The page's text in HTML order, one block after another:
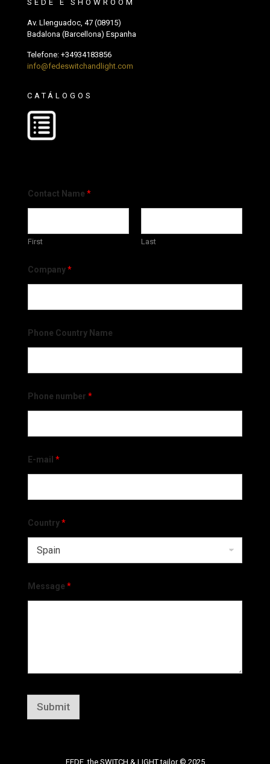
SEDE E SHOWROOM
Av. Llenguadoc, 47 (08915)
Badalona (Barcellona) Espanha
Telefone: +34934183856
info@fedeswitchandlight.com
CATÁLOGOS
Contact Name *
First Last
Company*
Phone Country Name
Phone number *
E-mail *
Country*
Message *
Submit
FEDE, the SWITCH & LIGHT tailor © 2025